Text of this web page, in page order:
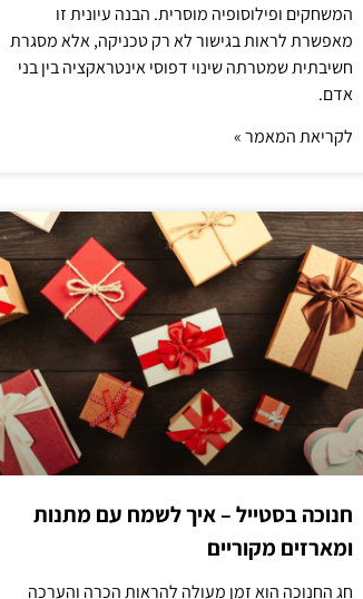
המשחקים ופילוסופיה מוסרית. הבנה עיונית זו
מאפשרת לראות בגישור לא רק טכניקה, אלא מסגרת
חשיבתית שמטרתה שינוי דפוסי אינטראקציה בין בני
אדם.
לקריאת המאמר »
חנוכה בסטייל – איך לשמח עם מתנות
ומארזים מקוריים
חג החנוכה הוא זמן מעולה להראות הכרה והערכה